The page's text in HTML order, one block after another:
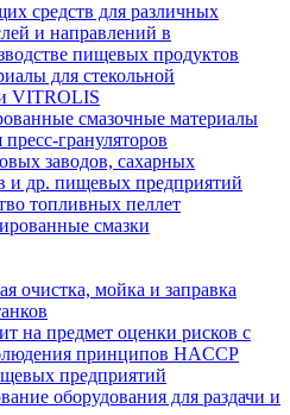
средств для различных
и направлений в
пищевых продуктов
для стекольной
VITROLIS
смазочные материалы
грануляторов
заводов, сахарных
и др. пищевых предприятий
топливных пеллет
смазки
очистка, мойка и заправка
на предмет оценки рисков с
принципов HACCP
предприятий
оборудования для раздачи и